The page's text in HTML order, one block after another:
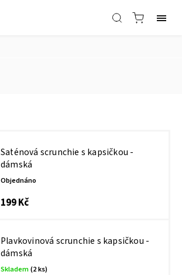
Saténová scrunchie s kapsičkou -
dámská
Objednáno
199 Kč
Plavkovinová scrunchie s kapsičkou -
dámská
Skladem(2 ks)